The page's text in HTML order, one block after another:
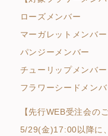
ローズメンバー
マーガレットメンバー
パンジーメンバー
チューリップメンバー
フラワーシードメン
【先行WEB受注会の
5/29(金)17:00以降に